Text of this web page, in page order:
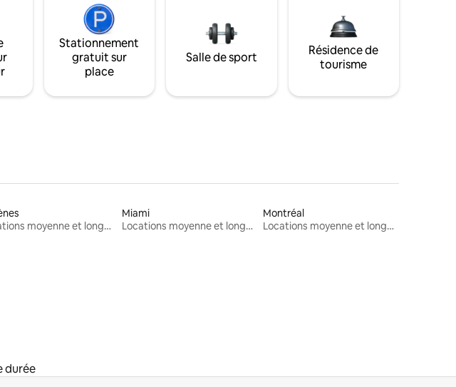
Stationnement
gratuit sur
place
Salle de sport
Résidence de
tourisme
Locations moyenne et longue durée
Miami
Locations moyenne et longue durée
Montréal
Locations moyenne et longue durée
durée